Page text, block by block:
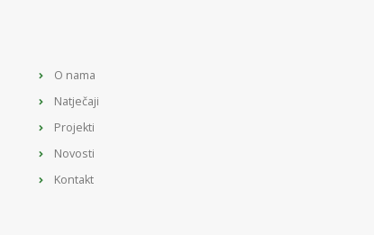
O nama
Natječaji
Projekti
Novosti
Kontakt